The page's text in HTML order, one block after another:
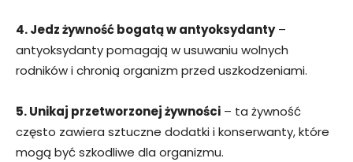
4. Jedz żywność bogatą w antyoksydanty–
antyoksydanty pomagają w usuwaniu wolnych
rodników i chronią organizm przed uszkodzeniami.
5. Unikaj przetworzonej żywności – ta żywność
często zawiera sztuczne dodatki i konserwanty, które
mogą być szkodliwe dla organizmu.